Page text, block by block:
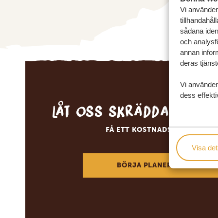
Vi
sådana
och
annan
deras
Vi
dess
Visa
Låt oss skräddarsy
FÅ ETT KOSTNADSFRITT
BÖRJA PLANERA DIN